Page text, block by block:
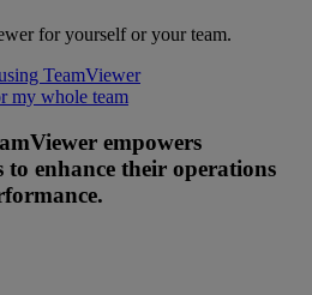
for yourself or your team.
TeamViewer
my whole team
empowers
to enhance their operations